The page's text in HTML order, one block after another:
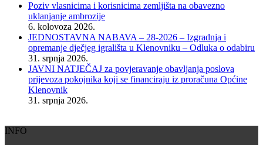
Poziv vlasnicima i korisnicima zemljišta na obavezno
uklanjanje ambrozije
6. kolovoza 2026.
JEDNOSTAVNA NABAVA – 28-2026 – Izgradnja i
opremanje dječjeg igrališta u Klenovniku – Odluka o odabiru
31. srpnja 2026.
JAVNI NATJEČAJ za povjeravanje obavljanja poslova
prijevoza pokojnika koji se financiraju iz proračuna Općine
Klenovnik
31. srpnja 2026.
INFO